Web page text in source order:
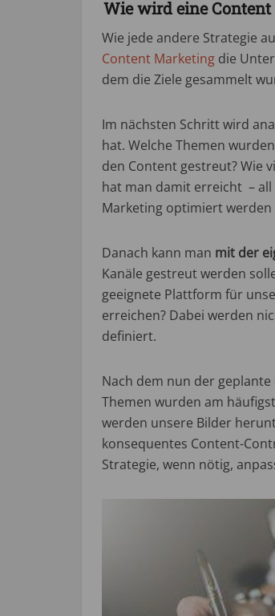
Wie wird eine
Wie jede andere Strategie
Content Marketing die
dem die Ziele gesammelt
Im nächsten Schritt wird
hat. Welche Themen
den Content gestreut? Wie
hat man damit erreicht – all
Marketing optimiert werden
Danach kann man mit der
Kanäle gestreut werden
geeignete Plattform für
erreichen? Dabei werden
definiert.
Nach dem nun der
Themen wurden am
werden unsere Bilder
konsequentes Content-
Strategie, wenn nötig,